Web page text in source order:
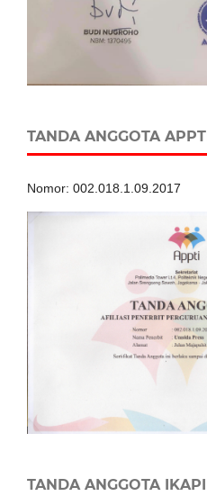
TANDA ANGGOTA APPTI
Nomor: 002.018.1.09.2017
TANDA ANGGOTA IKAPI